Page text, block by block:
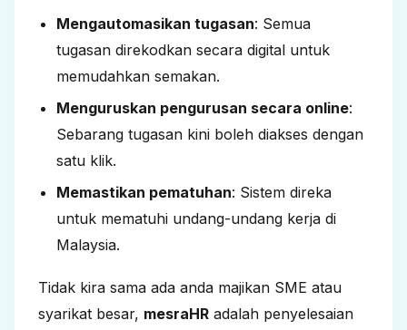
Mengautomasikan tugasan: Semua
tugasan direkodkan secara digital untuk
memudahkan semakan.
Menguruskan pengurusan secara online:
Sebarang tugasan kini boleh diakses dengan
satu klik.
Memastikan pematuhan: Sistem direka
untuk mematuhi undang-undang kerja di
Malaysia.
Tidak kira sama ada anda majikan SME atau
syarikat besar, mesraHR adalah penyelesaian